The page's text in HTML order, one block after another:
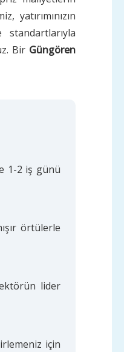
standartlarıyla
Bir Güngören
1-2 iş günü
örtülerle
lider
için